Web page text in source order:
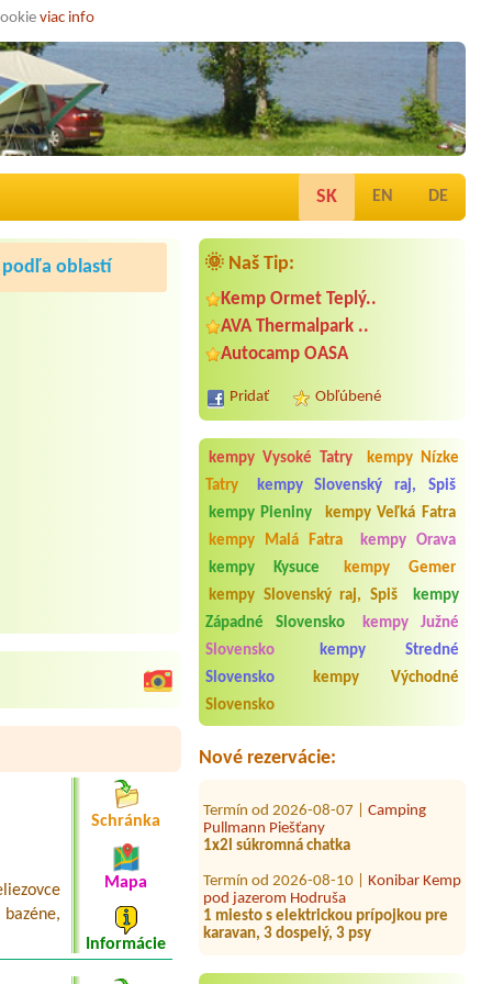
viac info
SK EN DE
🌞 Naš Tip:
Kemp Ormet Teplý..
AVA Thermalpark ..
Autocamp OASA
Pridať Obľúbené
kempy Vysoké Tatry
kempy Nízke
Tatry
kempy Slovenský raj, Spiš
kempy Pieniny
kempy Veľká Fatra
kempy Malá Fatra
kempy Orava
kempy Kysuce
kempy Gemer
kempy Slovenský raj, Spiš
kempy
Západné Slovensko
kempy Južné
Slovensko
kempy Stredné
Slovensko
kempy Východné
Slovensko
Nové rezervácie:
Termín od 2026-07-30 |
camping.bratislava.sk
Apartman ,chatka pro 2 os.
dolina
Pullmann Piešťany
1x2l súkromná chatka
pod jazerom Hodruša
1 miesto s elektrickou prípojkou pre
karavan, 3 dospelý, 3 psy
Thermalpark
oblastí
Schránka
Mapa
Informácie